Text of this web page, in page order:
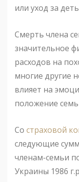
или уход за
Смерть члена
значительное
расходов на
многие другие
влияет на
положение
Со страховой
следующие
членам-семьи
Украины 1986